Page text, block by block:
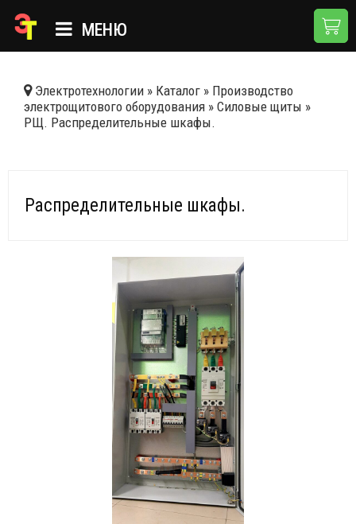
МЕНЮ
КАТАЛОГ
НОВОСТИ
Электротехнологии » Каталог » Производство
электрощитового оборудования » Силовые щиты »
РЩ. Распределительные шкафы.
Распределительные шкафы.